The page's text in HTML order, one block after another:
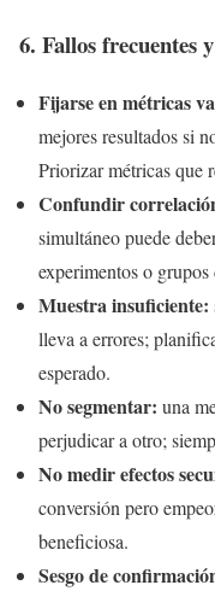
6. Fallos frecuentes
Fijarse en métricas
mejores resultados si
Priorizar métricas que
Confundir
simultáneo puede
experimentos o
Muestra insuficiente:
lleva a errores;
esperado.
No segmentar: una
perjudicar a otro;
No medir efectos
conversión pero
beneficiosa.
Sesgo de